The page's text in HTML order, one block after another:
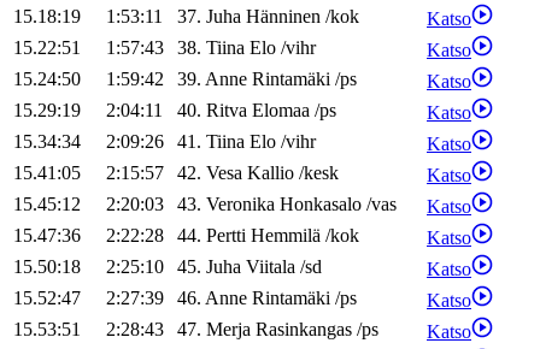
15.18:19
1:53:11 37. Juha Hänninen /kok
Katso
15.22:51
1:57:43 38. Tiina Elo /vihr
Katso
15.24:50
1:59:42 39. Anne Rintamäki /ps
Katso
15.29:19
2:04:11 40. Ritva Elomaa /ps
Katso
15.34:34
2:09:26 41. Tiina Elo /vihr
Katso
15.41:05
2:15:57 42. Vesa Kallio /kesk
Katso
15.45:12
2:20:03 43. Veronika Honkasalo /vas
Katso
15.47:36
2:22:28 44. Pertti Hemmilä /kok
Katso
15.50:18
2:25:10 45. Juha Viitala /sd
Katso
15.52:47
2:27:39 46. Anne Rintamäki /ps
Katso
15.53:51
2:28:43 47. Merja Rasinkangas /ps
Katso